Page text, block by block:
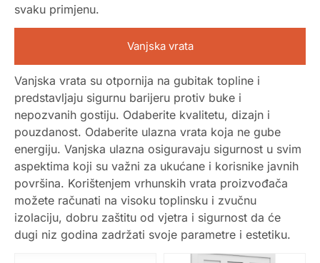
svaku primjenu.
Vanjska vrata
Vanjska vrata su otpornija na gubitak topline i
predstavljaju sigurnu barijeru protiv buke i
nepozvanih gostiju. Odaberite kvalitetu, dizajn i
pouzdanost. Odaberite ulazna vrata koja ne gube
energiju. Vanjska ulazna osiguravaju sigurnost u svim
aspektima koji su važni za ukućane i korisnike javnih
površina. Korištenjem vrhunskih vrata proizvođača
možete računati na visoku toplinsku i zvučnu
izolaciju, dobru zaštitu od vjetra i sigurnost da će
dugi niz godina zadržati svoje parametre i estetiku.